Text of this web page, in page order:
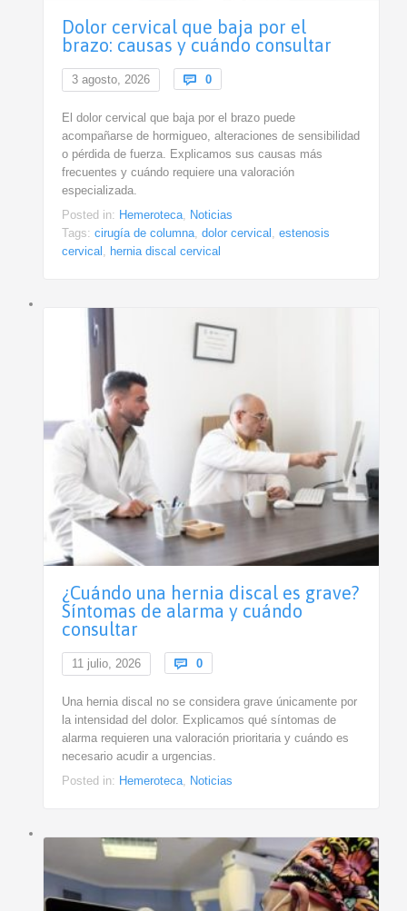
Dolor cervical que baja por el
brazo: causas y cuándo consultar
3 agosto, 2026  0Comments
El dolor cervical que baja por el brazo puede
acompañarse de hormigueo, alteraciones de sensibilidad
o pérdida de fuerza. Explicamos sus causas más
frecuentes y cuándo requiere una valoración
especializada.
Posted in: Hemeroteca,
Noticias
Tags: cirugía de columna, dolor cervical
estenosis
cervical
hernia discal cervical
¿Cuándo una hernia discal es grave?
Síntomas de alarma y cuándo
consultar
11 julio, 2026  0Comments
Una hernia discal no se considera grave únicamente por
la intensidad del dolor. Explicamos qué síntomas de
alarma requieren una valoración prioritaria y cuándo es
necesario acudir a urgencias.
Posted in: Hemeroteca, Noticias